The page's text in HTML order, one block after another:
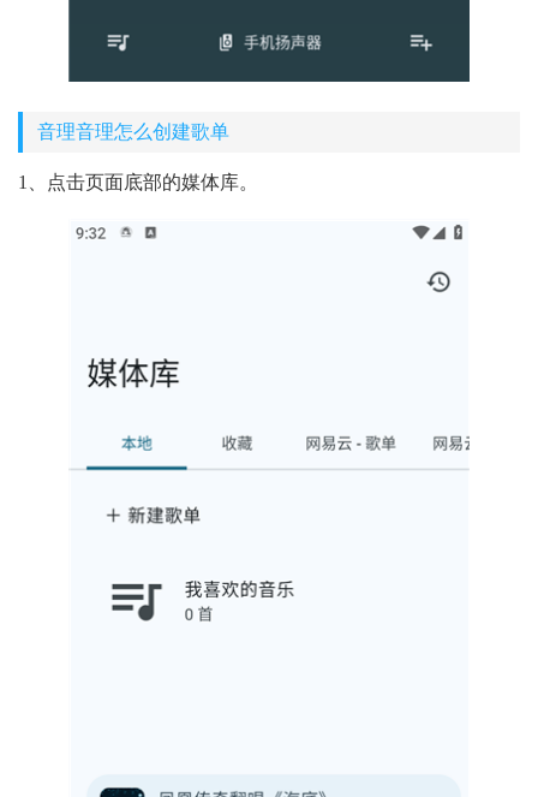
音理音理怎么创建歌单
1、点击页面底部的媒体库。